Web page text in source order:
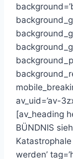
av_uid=’av-
[av_heading
BÜNDNIS
werden’